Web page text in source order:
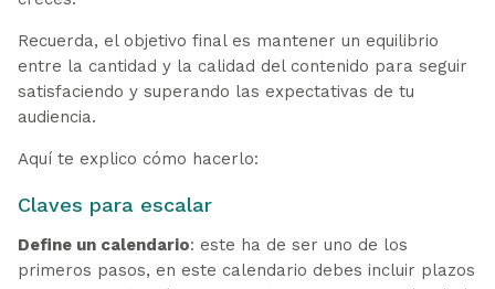
Recuerda, el objetivo final es mantener un equilibrio
entre la cantidad y la calidad del contenido para seguir
satisfaciendo y superando las expectativas de tu
audiencia.
Aquí te explico cómo hacerlo:
Claves para escalar
Define un calendario: este ha de ser uno de los
primeros pasos, en este calendario debes incluir plazos